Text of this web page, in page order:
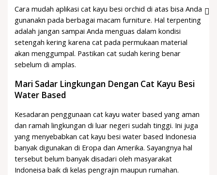
Cara mudah aplikasi cat kayu besi orchid di atas bisa Anda
gunanakn pada berbagai macam furniture. Hal terpenting
adalah jangan sampai Anda menguas dalam kondisi
setengah kering karena cat pada permukaan material
akan menggumpal. Pastikan cat sudah kering benar
sebelum di amplas.
Mari Sadar Lingkungan Dengan Cat Kayu Besi
Water Based
Kesadaran penggunaan cat kayu water based yang aman
dan ramah lingkungan di luar negeri sudah tinggi. Ini juga
yang menyebabkan cat kayu besi water based Indonesia
banyak digunakan di Eropa dan Amerika. Sayangnya hal
tersebut belum banyak disadari oleh masyarakat
Indoneisa baik di kelas pengrajin maupun rumahan.